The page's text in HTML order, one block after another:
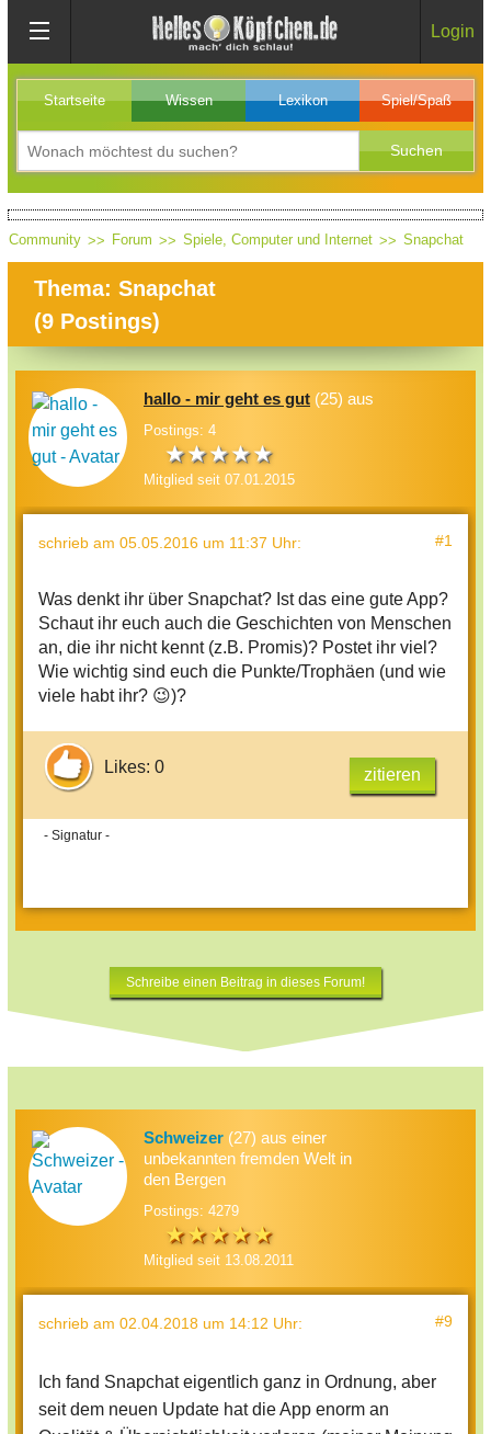
Login
Startseite Wissen Lexikon Spiel/Spaß
Community Forum Spiele, Computer und Internet Snapchat
Thema: Snapchat
(9 Postings)
hallo - mir geht es gut (25) aus
Postings: 4
Mitglied seit 07.01.2015
schrieb am 05.05.2016 um 11:37 Uhr: #1
Was denkt ihr über Snapchat? Ist das eine gute App?
Schaut ihr euch auch die Geschichten von Menschen
an, die ihr nicht kennt (z.B. Promis)? Postet ihr viel?
Wie wichtig sind euch die Punkte/Trophäen (und wie
viele habt ihr? 😉)?
Likes: 0 zitieren
- Signatur -
Schreibe einen Beitrag in dieses Forum!
Schweizer (27) aus einer
unbekannten fremden Welt in
den Bergen
Postings: 4279
Mitglied seit 13.08.2011
schrieb am 02.04.2018 um 14:12 Uhr: #9
Ich fand Snapchat eigentlich ganz in Ordnung, aber
seit dem neuen Update hat die App enorm an